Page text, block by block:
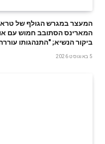
המעצר במגרש הגולף של
המארינס הסתובב חמוש עם
ביקור הנשיא; "התנהגותו
5 באוגוסט 2026